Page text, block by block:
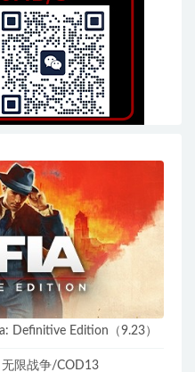
Definitive Edition（9.23）
限战争/COD13